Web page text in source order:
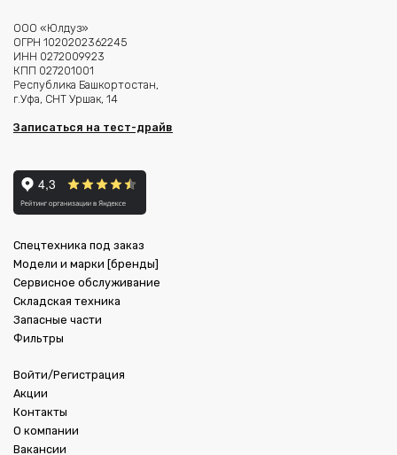
ООО «Юлдуз»
ОГРН 1020202362245
ИНН 0272009923
КПП 027201001
Республика Башкортостан,
г.Уфа, СНТ Уршак, 14
Записаться на тест-драйв
Спецтехника под заказ
Модели и марки [бренды]
Сервисное обслуживание
Складская техника
Запасные части
Фильтры
Войти/Регистрация
Акции
Контакты
О компании
Вакансии